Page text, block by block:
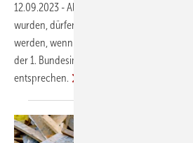
12.09.2023 -Alte Holzfeuerungen, die bis
wurden, dürfen nur noch eine komplette
werden, wenn sie nicht den verschärften
der 1. Bundesimmissionsschutzverordnung
entsprechen.